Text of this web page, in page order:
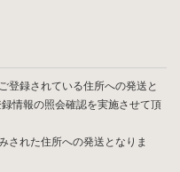
登録されている住所への発送と
情報の照会確認を実施させて頂
された住所への発送となりま